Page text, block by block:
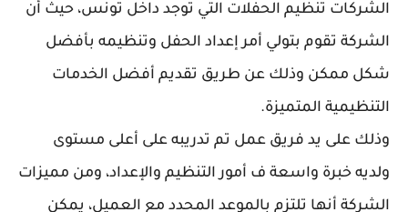
الشركات تنظيم الحفلات التي توجد داخل تونس، حيث أن
الشركة تقوم بتولي أمر إعداد الحفل وتنظيمه بأفضل
شكل ممكن وذلك عن طريق تقديم أفضل الخدمات
التنظيمية المتميزة.
وذلك على يد فريق عمل تم تدريبه على أعلى مستوى
ولديه خبرة واسعة ف أمور التنظيم والإعداد، ومن مميزات
الشركة أنها تلتزم بالموعد المحدد مع العميل، يمكن